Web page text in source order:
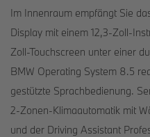
Im Innenraum empfängt Sie
Display mit einem 12,3-Zoll-
Zoll-Touchscreen unter einer
BMW Operating System 8.5
gestützte Sprachbedienung.
2-Zonen-Klimaautomatik mit
und der Driving Assistant